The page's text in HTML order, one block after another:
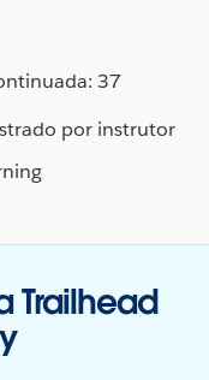
37
por instrutor
Trailhead